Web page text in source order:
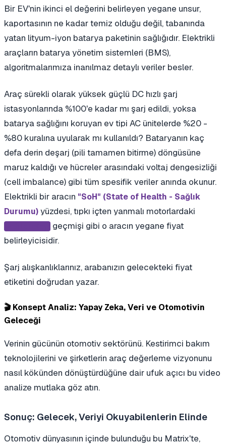
Bir EV'nin ikinci el değerini belirleyen yegane unsur,
kaportasının ne kadar temiz olduğu değil, tabanında
yatan lityum-iyon batarya paketinin sağlığıdır. Elektrikli
araçların batarya yönetim sistemleri (BMS),
algoritmalarımıza inanılmaz detaylı veriler besler.
Araç sürekli olarak yüksek güçlü DC hızlı şarj
istasyonlarında %100'e kadar mı şarj edildi, yoksa
batarya sağlığını koruyan ev tipi AC ünitelerde %20 -
%80 kuralına uyularak mı kullanıldı? Bataryanın kaç
defa derin deşarj (pili tamamen bitirme) döngüsüne
maruz kaldığı ve hücreler arasındaki voltaj dengesizliği
(cell imbalance) gibi tüm spesifik veriler anında okunur.
Elektrikli bir aracın "SoH" (State of Health - Sağlık
Durumu)yüzdesi, tıpkı içten yanmalı motorlardaki
geçmişi gibi o aracın yegane fiyat
belirleyicisidir.
Şarj alışkanlıklarınız, arabanızın gelecekteki fiyat
etiketini doğrudan yazar.
🎬 Konsept Analiz: Yapay Zeka, Veri ve Otomotivin
Geleceği
Verinin gücünün otomotiv sektörünü. Kestirimci bakım
teknolojilerini ve şirketlerin araç değerleme vizyonunu
nasıl kökünden dönüştürdüğüne dair ufuk açıcı bu video
analize mutlaka göz atın.
Sonuç: Gelecek, Veriyi Okuyabilenlerin Elinde
Otomotiv dünyasının içinde bulunduğu bu Matrix'te,